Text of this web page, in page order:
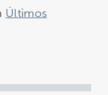
Últimos